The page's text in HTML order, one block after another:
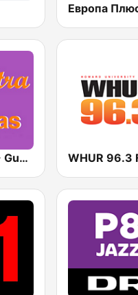
La Otra FM - Guayaquil WHUR 96.3